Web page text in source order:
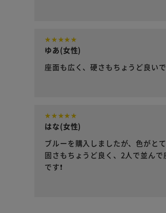
ゆあ(女性)
座面も広く、硬さもちょうど良い
はな(女性)
ブルーを購入しましたが、色がと
固さもちょうど良く、2人で並ん
です❗️